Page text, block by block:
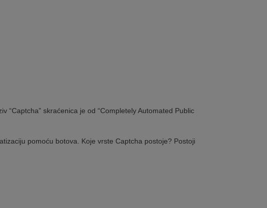
skraćenica je od “Completely Automated Public
pomoću botova. Koje vrste Captcha postoje? Postoji